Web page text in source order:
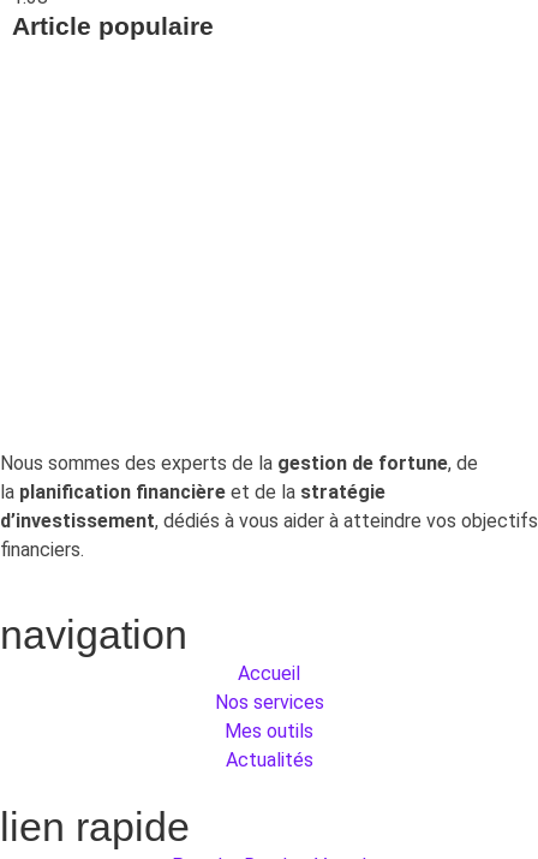
Article populaire
Nous sommes des experts de la gestion de fortune, de
la planification financière et de la stratégie
d’investissement, dédiés à vous aider à atteindre vos objectifs
financiers.
navigation
Accueil
Nos services
Mes outils
Actualités
lien rapide